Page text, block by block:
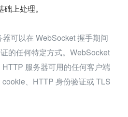
上处理。
器可以在 WebSocket 握手期间
的任何特定方式。WebSocket
服务器可用的任何客户端
、HTTP 身份验证或 TLS